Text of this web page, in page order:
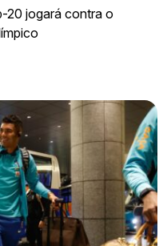
20 jogará contra o